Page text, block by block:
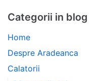
Categorii in blog
Home
Despre Aradeanca
Calatorii